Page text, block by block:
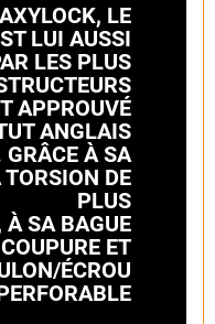
LE
LUI AUSSI
LES PLUS
APPROUVÉ
ANGLAIS
À SA
DE
PLUS
SA BAGUE
ET
ÉCROU